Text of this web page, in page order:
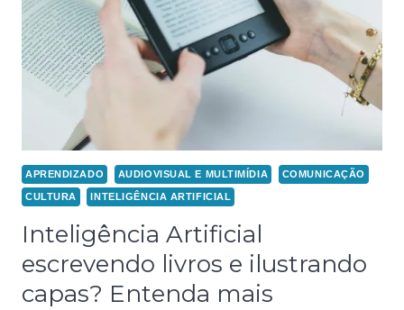
APRENDIZADO AUDIOVISUAL E MULTIMÍDIA COMUNICAÇÃO
CULTURA INTELIGÊNCIA ARTIFICIAL
Inteligência Artificial
escrevendo livros e ilustrando
capas? Entenda mais